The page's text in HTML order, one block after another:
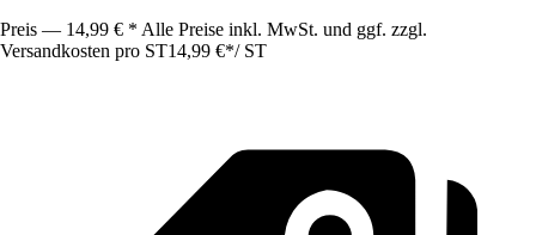
Preis — 14,99 € * Alle Preise inkl. MwSt. und ggf. zzgl.
Versandkosten pro ST14,99 €*/ ST